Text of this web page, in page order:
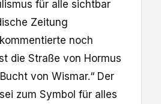
für alle sichtbar
Zeitung
noch
die Straße von Hormus
von Wismar.“ Der
zum Symbol für alles